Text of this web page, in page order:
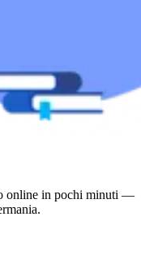
online in pochi minuti —